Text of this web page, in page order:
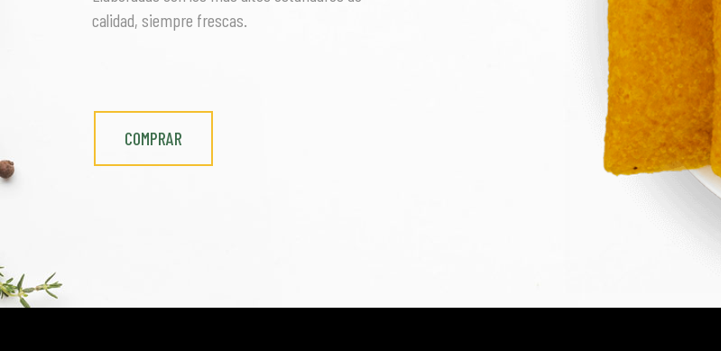
calidad, siempre frescas.
COMPRAR